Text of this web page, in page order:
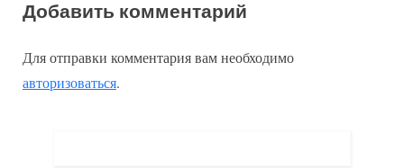
записям
д
д
у
е
у
Добавить комментарий
Для отправки комментария вам необходимо
авторизоваться.